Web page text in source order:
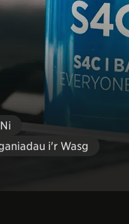
i'r Wasg